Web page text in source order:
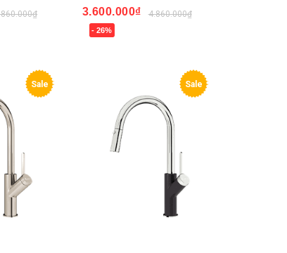
3.600.000₫ 4.860.000₫
- 26%
Mua ngay
Sale Sale